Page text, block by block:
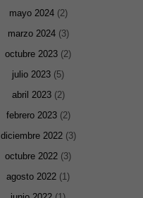
mayo 2024(2)
marzo 2024(3)
octubre 2023 (2)
julio 2023 (5)
abril 2023(2)
febrero 2023(2)
diciembre 2022(3)
octubre 2022 (3)
agosto 2022 (1)